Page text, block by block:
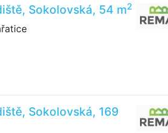
Sokolovská, 54 m2
Sokolovská, 169